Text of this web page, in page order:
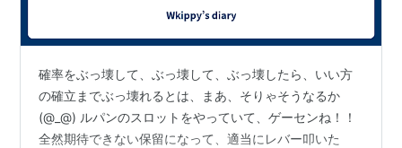
確率をぶっ壊して、ぶっ壊して、ぶっ壊したら、いい方
の確立までぶっ壊れるとは、まあ、そりゃそうなるか
(@_@) ルパンのスロットをやっていて、ゲーセンね！！
全然期待できない保留になって、適当にレバー叩いた